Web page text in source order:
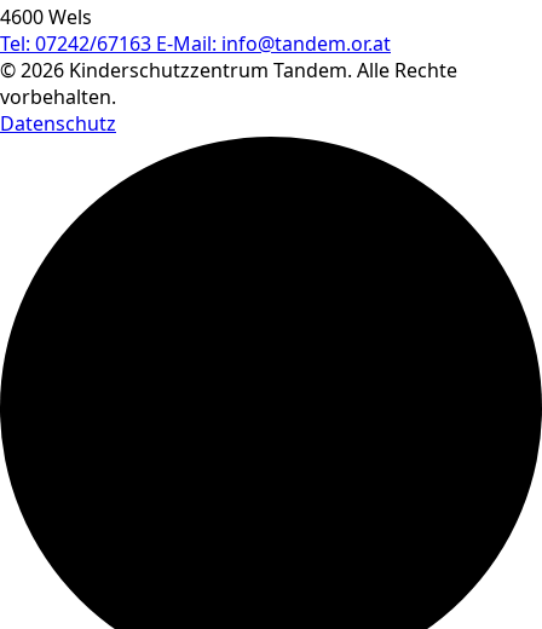
4600 Wels
Tel: 07242/67163 E-Mail: info@tandem.or.at
© 2026 Kinderschutzzentrum Tandem. Alle Rechte
vorbehalten.
Datenschutz